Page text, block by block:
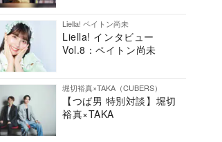
Liella! ペイトン尚未
Liella! インタビュー
Vol.8：ペイトン尚未
堀切裕真×TAKA（CUBERS）
【つば男 特別対談】堀切
裕真×TAKA